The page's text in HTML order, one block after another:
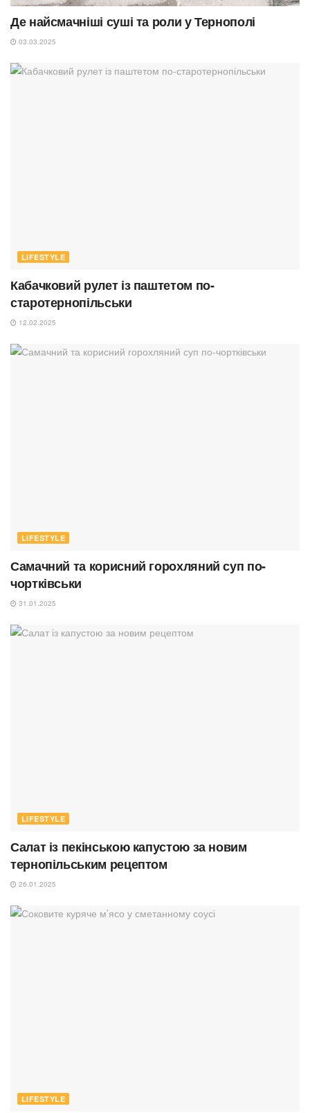
Де найсмачніші суші та роли у Тернополі
03.03.2025
LIFESTYLE
Кабачковий рулет із паштетом по-
старотернопільськи
12.02.2025
LIFESTYLE
Самачний та корисний горохляний суп по-
чортківськи
31.01.2025
LIFESTYLE
Салат із пекінською капустою за новим
тернопільським рецептом
26.01.2025
LIFESTYLE